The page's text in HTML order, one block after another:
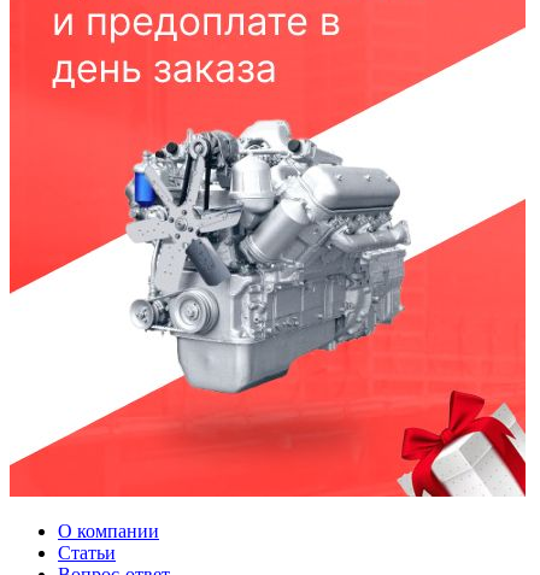
О компании
Статьи